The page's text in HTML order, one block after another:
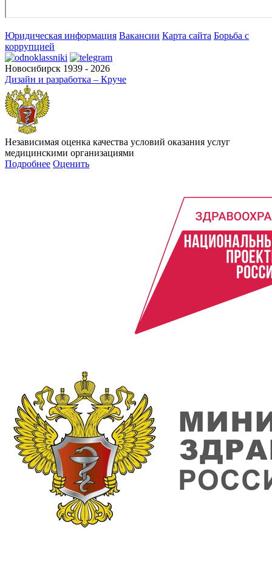
Юридическая информация Вакансии Карта сайта Борьба с
коррупцией
Новосибирск 1939 - 2026
Дизайн и разработка – Круче
Независимая оценка качества условий оказания услуг
медицинскими организациями
Подробнее Оценить